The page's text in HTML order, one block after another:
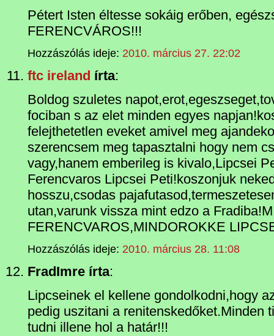
Pétert Isten éltesse sokáig erőben,
FERENCVÁROS!!!
Hozzászólás ideje: 2010. március 27. 22:02
ftc ireland írta:
Boldog szuletes
fociban s az elet minden egyes
felejthetetlen eveket amivel meg
szerencsem meg tapasztalni hogy nem
vagy,hanem emberileg is kivalo,Lipcsei
Ferencvaros Lipcsei Peti!koszonjuk
hosszu,csodas
utan,varunk vissza mint edzo a
FERENCVAROS,MINDOROKKE
Hozzászólás ideje: 2010. március 28. 11:08
FradImre írta:
Lipcseinek el kellene gondolkodni,hogy
pedig uszitani a renitenskedőket.Minden
tudni illene hol a határ!!!